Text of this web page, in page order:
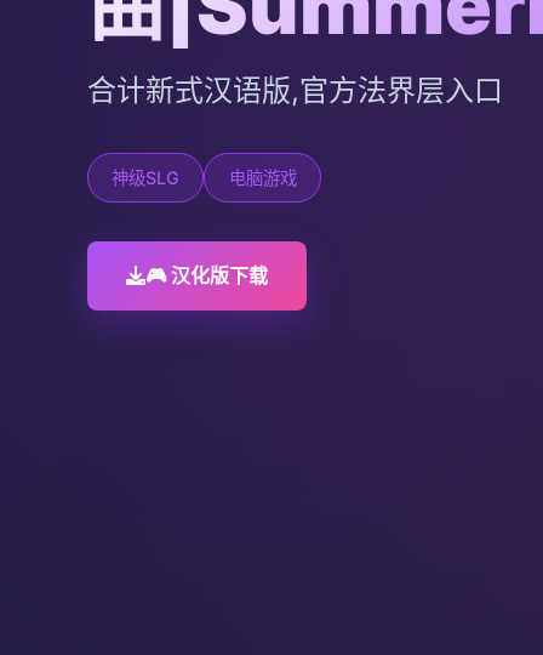
合计新式汉语版,官方法界层入口
神级SLG 电脑游戏
🎮 汉化版下载